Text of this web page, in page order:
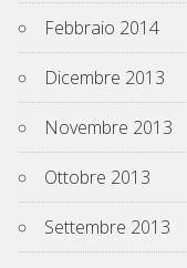
Febbraio 2014
Dicembre 2013
Novembre 2013
Ottobre 2013
Settembre 2013